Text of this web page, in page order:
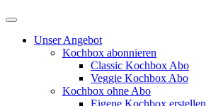
Unser Angebot
Kochbox abonnieren
Classic Kochbox Abo
Veggie Kochbox Abo
Kochbox ohne Abo
Eigene Kochbox erstellen